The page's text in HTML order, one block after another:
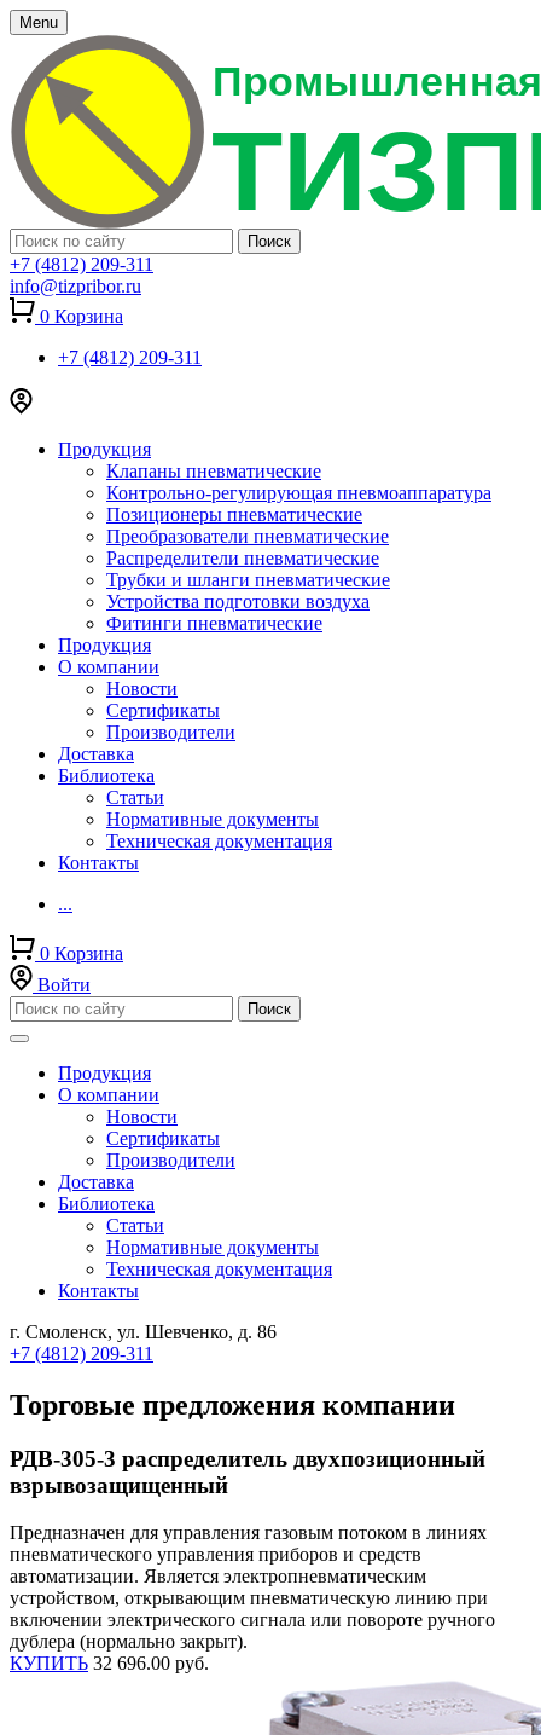
Menu
+7 (4812) 209-311
info@tizpribor.ru
0 Корзина
+7 (4812) 209-311
Продукция
Клапаны пневматические
Контрольно-регулирующая пневмоаппаратура
Позиционеры пневматические
Преобразователи пневматические
Распределители пневматические
Трубки и шланги пневматические
Устройства подготовки воздуха
Фитинги пневматические
Продукция
О компании
Новости
Сертификаты
Производители
Доставка
Библиотека
Статьи
Нормативные документы
Техническая документация
Контакты
...
0 Корзина
Войти
Продукция
О компании
Новости
Сертификаты
Производители
Доставка
Библиотека
Статьи
Нормативные документы
Техническая документация
Контакты
г. Смоленск, ул. Шевченко, д. 86
+7 (4812) 209-311
Торговые предложения компании
РДВ-305-3 распределитель двухпозиционный
взрывозащищенный
Предназначен для управления газовым потоком в линиях
пневматического управления приборов и средств
автоматизации. Является электропневматическим
устройством, открывающим пневматическую линию при
включении электрического сигнала или повороте ручного
дублера (нормально закрыт).
КУПИТЬ 32 696.00 руб.